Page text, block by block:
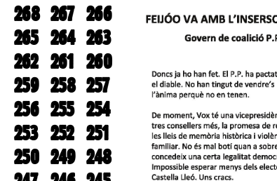
268 267 266
265 264 263
262 261 260
259 258 257
256 255 254
253 252 251
250 249 248